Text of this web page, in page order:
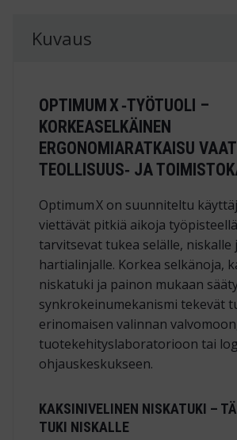
Kuvaus
OPTIMUM X ‑TYÖTUOLI –
KORKEASELKÄINEN
ERGONOMIARATKAISU
TEOLLISUUS‑ JA
Optimum X on suunniteltu
viettävät pitkiä aikoja
tarvitsevat tukea selälle, niskalle
hartialinjalle. Korkea selkänoja,
niskatuki ja painon mukaan
synkrokeinumekanismi tekevät
erinomaisen valinnan
tuotekehityslaboratorioon tai
ohjauskeskukseen.
KAKSINIVELINEN NISKATUKI –
TUKI NISKALLE